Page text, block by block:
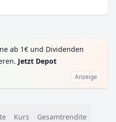
ab 1€ und Dividenden
Jetzt Depot
Anzeige
Kurs Gesamtrendite